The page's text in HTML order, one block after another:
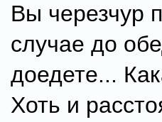
Вы черезчур
случае до
доедете...
Хоть и